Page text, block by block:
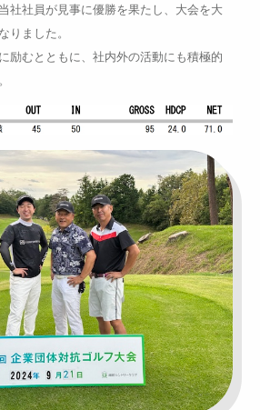
社社員が見事に優勝を果たし、大会を大
りました。
励むとともに、社内外の活動にも積極的